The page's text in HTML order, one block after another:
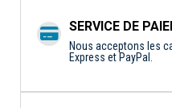
SERVICE DE
Nous acceptons les
Express et PayPal.